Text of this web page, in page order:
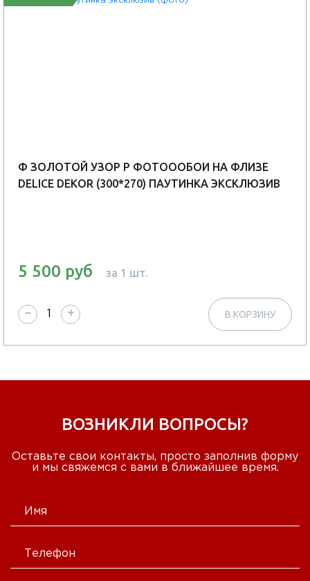
Ф ЗОЛОТОЙ УЗОР Р ФОТОООБОИ НА ФЛИЗЕ
DELICE DEKOR (300*270) ПАУТИНКА ЭКСКЛЮЗИВ
5 500 руб за 1 шт.
− + В КОРЗИНУ
ВОЗНИКЛИ ВОПРОСЫ?
Оставьте свои контакты, просто заполнив форму
и мы свяжемся с вами в ближайшее время.